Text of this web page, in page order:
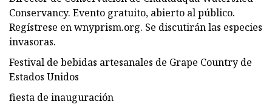
Conservancy. Evento gratuito, abierto al público.
Regístrese en wnyprism.org. Se discutirán las especies
invasoras.
Festival de bebidas artesanales de Grape Country de
Estados Unidos
fiesta de inauguración